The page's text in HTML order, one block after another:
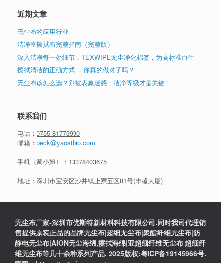
近期文章
无尘布的应用行业
洁净室擦拭布完整指南（完整版）
深入洁净每一处细节，TEXWIPE无尘净化棉签，为高标准而生
擦拭清洁的正确方式 ，你真的做对了吗？
无尘布该怎么选？别被表象迷惑，洁净等级才是关键！
联系我们
电话： 0755-81773990
邮箱： beck@yaostbio.com
手机（黄小姐）： 13378403675
地址：深圳市宝安区沙井镇上寮五区81号(丰盛大厦)
无尘布厂家-深圳市优斯特新材料科技有限公司.同时我司代理销
售提供原装正品的品牌无尘布|超细无尘布|聚酯纤维无尘布|防
静电无尘布|AION无尘海绵,擦拭海绵|亚超细纤维无尘布|超细纤
维无尘布等几十余种系列产品. 2025版权:粤ICP备19145966号.